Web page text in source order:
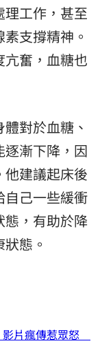
工作，甚至
支撐精神。
奮，血糖也
對於血糖、
逐漸下降，因
他建議起床後
自己一些緩衝
態，有助於降
態。
影片瘋傳惹眾怒